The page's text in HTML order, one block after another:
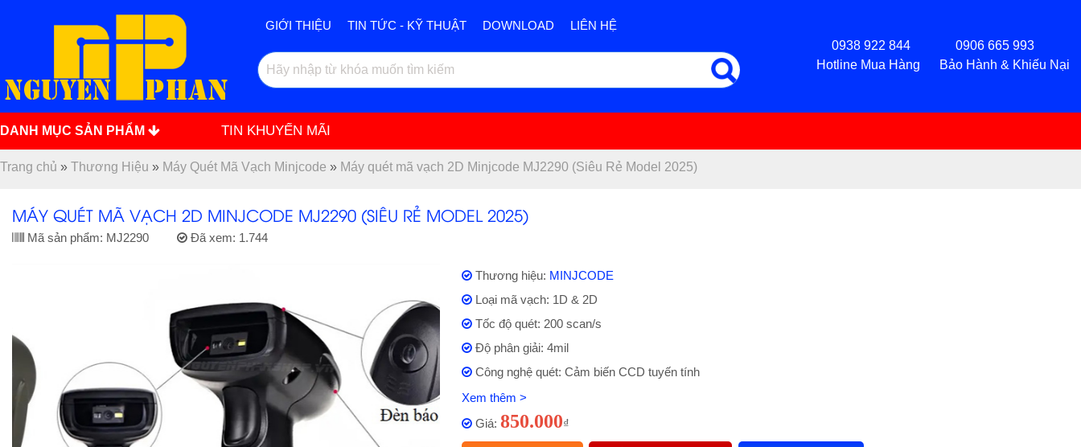
GIỚI THIỆU TIN TỨC - KỸ THUẬT DOWNLOAD
LIÊN HỆ
0938 922 844 0906 665 993
Hotline Mua Hàng Bảo Hành & Khiếu Nại
DANH MỤC SẢN PHẨM TIN KHUYẾN MÃI
Trang chủ » Thương Hiệu » Máy Quét Mã Vạch Minjcode » Máy quét mã vạch 2D Minjcode MJ2290 (Siêu Rẻ Model 2025)
MÁY QUÉT MÃ VẠCH 2D MINJCODE MJ2290 (SIÊU RẺ MODEL 2025)
Mã sản phẩm: MJ2290 Đã xem: 1.744
Thương hiệu: MINJCODE
Loại mã vạch: 1D & 2D
Tốc độ quét: 200 scan/s
Độ phân giải: 4mil
Công nghệ quét: Cảm biến CCD tuyến tính
Xem thêm >
Giá: 850.000₫